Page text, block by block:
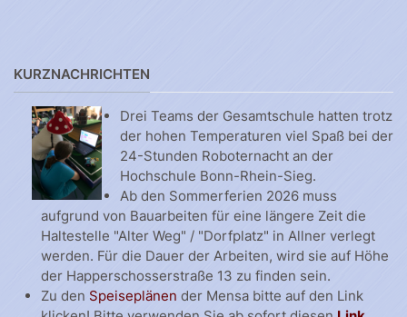
KURZNACHRICHTEN
Drei Teams der Gesamtschule hatten trotz
der hohen Temperaturen viel Spaß bei der
24-Stunden Roboternacht an der
Hochschule Bonn-Rhein-Sieg.
Ab den Sommerferien 2026 muss
aufgrund von Bauarbeiten für eine längere Zeit die
Haltestelle "Alter Weg" / "Dorfplatz" in Allner verlegt
werden. Für die Dauer der Arbeiten, wird sie auf Höhe
der Happerschosserstraße 13 zu finden sein.
Zu den Speiseplänen der Mensa bitte auf den Link